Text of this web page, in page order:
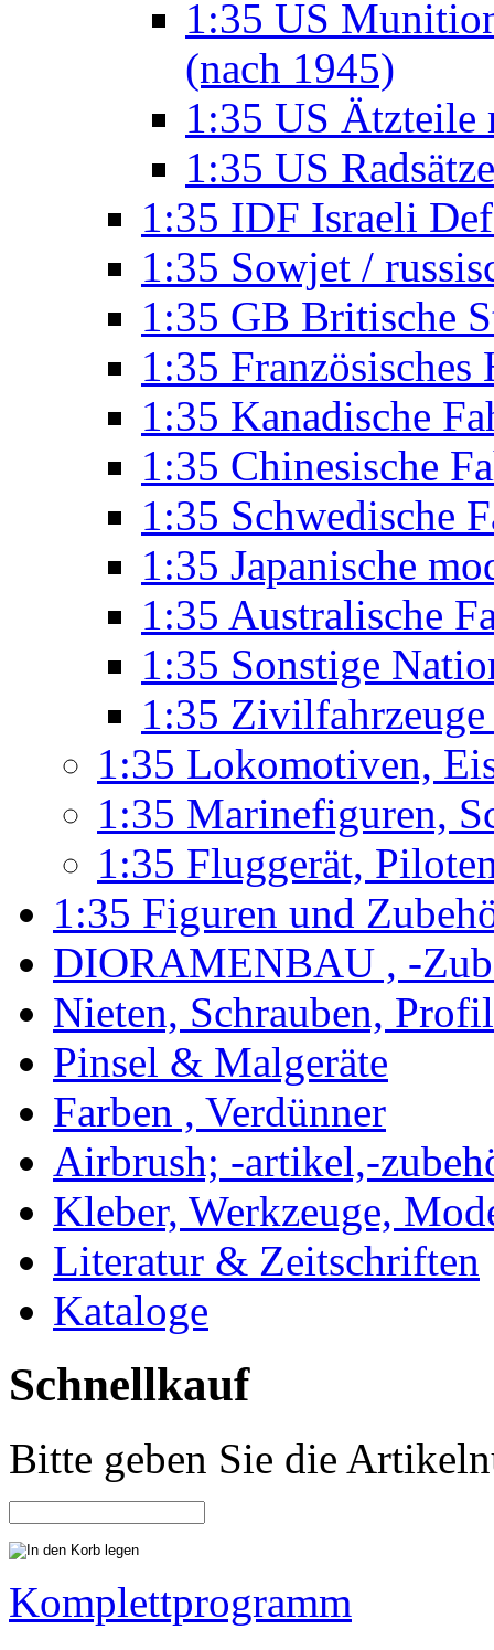
1:35 US
(nach 1945)
1:35 US Ätzteile
1:35 US
1:35 IDF Israeli
1:35 Sowjet /
1:35 GB Britische
1:35 Französisches
1:35 Kanadische
1:35 Chinesische
1:35 Schwedische
1:35 Japanische
1:35 Australische
1:35 Sonstige
1:35
1:35 Lokomotiven,
1:35 Marinefiguren,
1:35 Fluggerät,
1:35 Figuren und
DIORAMENBAU , -
Nieten, Schrauben,
Pinsel & Malgeräte
Farben , Verdünner
Airbrush; -artikel,-
Kleber, Werkzeuge,
Literatur & Zeitschriften
Kataloge
Schnellkauf
Bitte geben Sie die
Komplettprogramm